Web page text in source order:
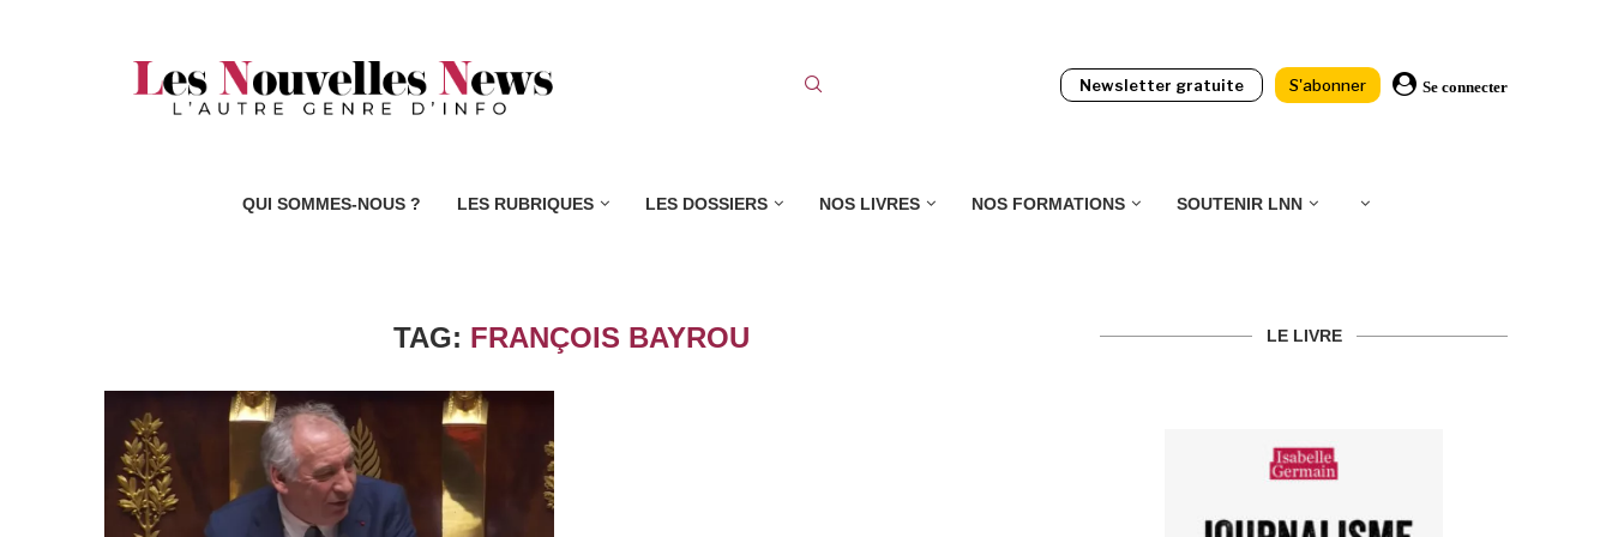
Newsletter gratuite S'abonner Se connecter
QUI SOMMES-NOUS ? LES RUBRIQUES LES DOSSIERS NOS LIVRES NOS FORMATIONS SOUTENIR LNN
TAG: FRANÇOIS BAYROU LE LIVRE